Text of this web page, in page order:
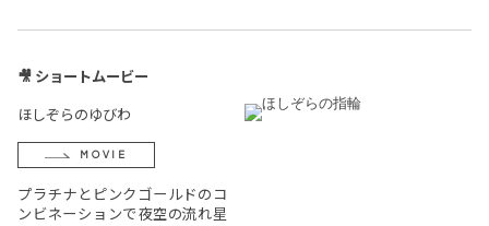
🎥 ショートムービー
ほしぞらのゆびわ
MOVIE
プラチナとピンクゴールドのコ
ンビネーションで夜空の流れ星